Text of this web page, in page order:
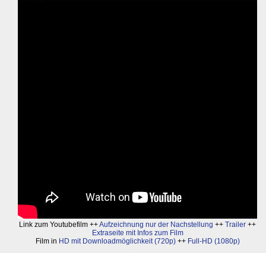
Link zum Youtubefilm ++Aufzeichnung nur der Nachstellung ++Trailer ++
Extraseite mit Infos zum Film
Film in HD mit Downloadmöglichkeit (720p)++ Full-HD (1080p)